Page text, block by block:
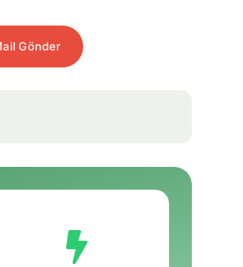
Gönder